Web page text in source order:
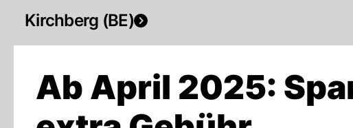
Kirchberg (BE)
Ab April 2025: